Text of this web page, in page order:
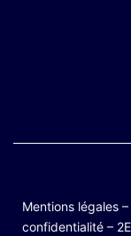
Mentions légales –
confidentialité –